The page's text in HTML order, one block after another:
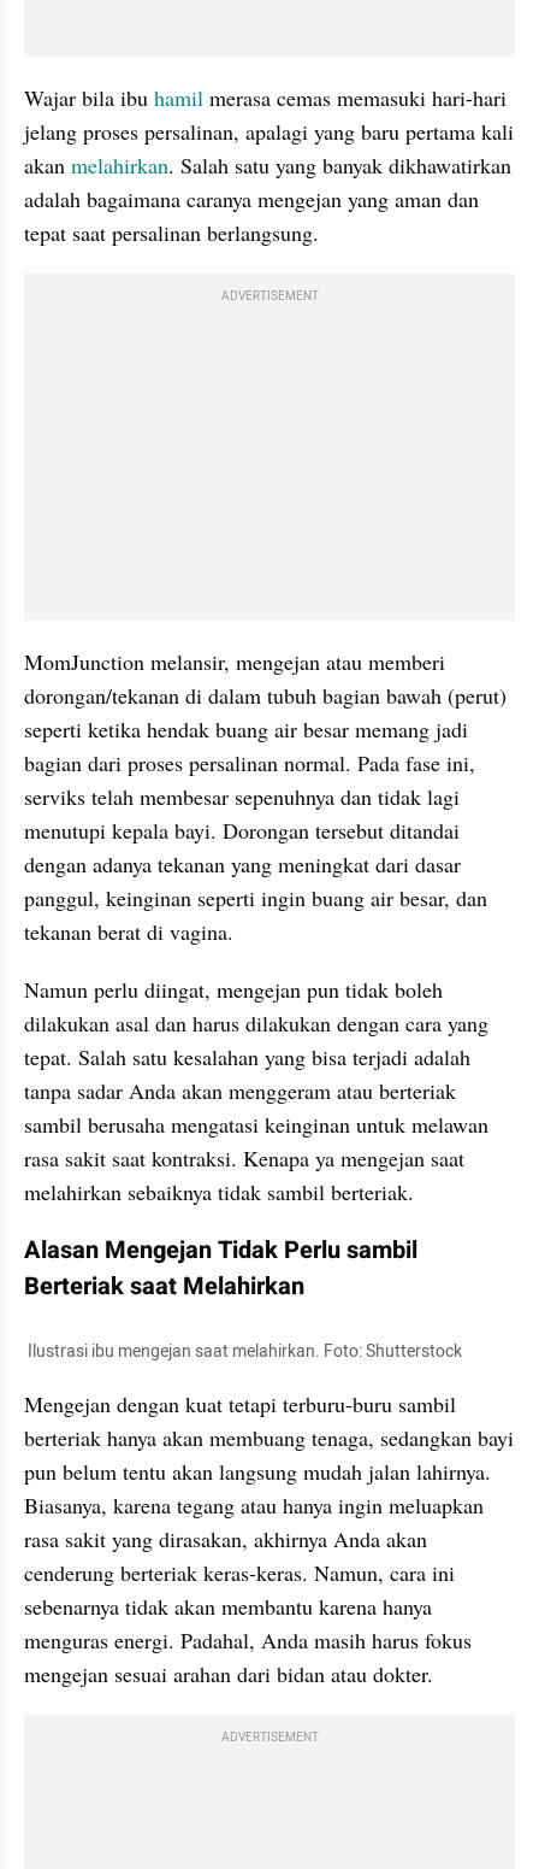
Wajar bila ibu hamil merasa cemas memasuki hari-hari
jelang proses persalinan, apalagi yang baru pertama kali
akan melahirkan. Salah satu yang banyak dikhawatirkan
adalah bagaimana caranya mengejan yang aman dan
tepat saat persalinan berlangsung.
ADVERTISEMENT
MomJunction melansir, mengejan atau memberi
dorongan/tekanan di dalam tubuh bagian bawah (perut)
seperti ketika hendak buang air besar memang jadi
bagian dari proses persalinan normal. Pada fase ini,
serviks telah membesar sepenuhnya dan tidak lagi
menutupi kepala bayi. Dorongan tersebut ditandai
dengan adanya tekanan yang meningkat dari dasar
panggul, keinginan seperti ingin buang air besar, dan
tekanan berat di vagina.
Namun perlu diingat, mengejan pun tidak boleh
dilakukan asal dan harus dilakukan dengan cara yang
tepat. Salah satu kesalahan yang bisa terjadi adalah
tanpa sadar Anda akan menggeram atau berteriak
sambil berusaha mengatasi keinginan untuk melawan
rasa sakit saat kontraksi. Kenapa ya mengejan saat
melahirkan sebaiknya tidak sambil berteriak.
Alasan Mengejan Tidak Perlu sambil
Berteriak saat Melahirkan
Ilustrasi ibu mengejan saat melahirkan. Foto: Shutterstock
Mengejan dengan kuat tetapi terburu-buru sambil
berteriak hanya akan membuang tenaga, sedangkan bayi
pun belum tentu akan langsung mudah jalan lahirnya.
Biasanya, karena tegang atau hanya ingin meluapkan
rasa sakit yang dirasakan, akhirnya Anda akan
cenderung berteriak keras-keras. Namun, cara ini
sebenarnya tidak akan membantu karena hanya
menguras energi. Padahal, Anda masih harus fokus
mengejan sesuai arahan dari bidan atau dokter.
ADVERTISEMENT